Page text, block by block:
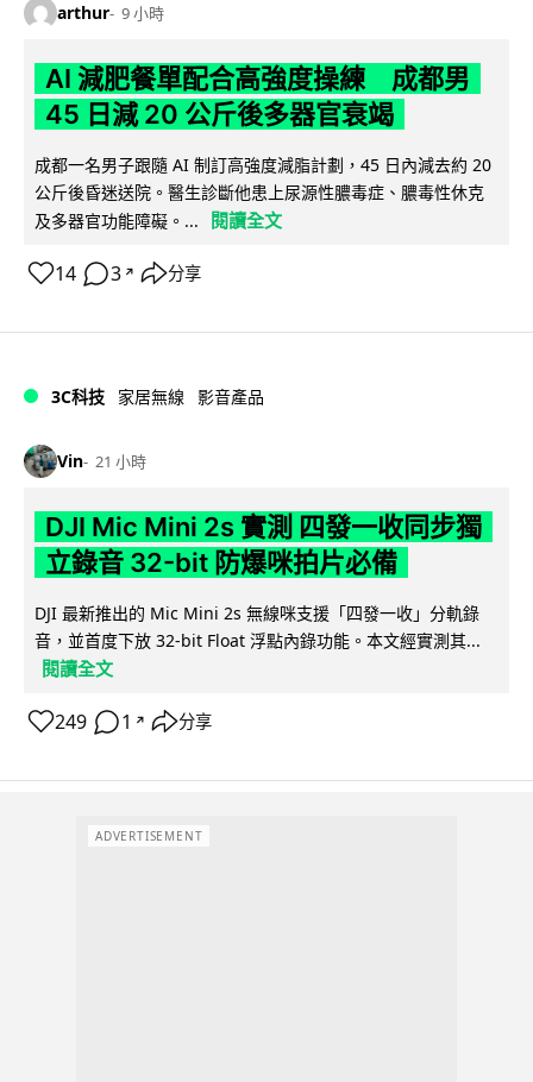
arthur 9 小時
AI 減肥餐單配合高強度操練 成都男
45 日減 20 公斤後多器官衰竭
成都一名男子跟隨 AI 制訂高強度減脂計劃，45 日內減去約 20
公斤後昏迷送院。醫生診斷他患上尿源性膿毒症、膿毒性休克
及多器官功能障礙。...
閱讀全文
14 3 ↗ 分享
3C科技 家居無線 影音產品
Vin 21 小時
DJI Mic Mini 2s 實測 四發一收同步獨
立錄音 32-bit 防爆咪拍片必備
DJI 最新推出的 Mic Mini 2s 無線咪支援「四發一收」分軌錄
音，並首度下放 32-bit Float 浮點內錄功能。本文經實測其...
閱讀全文
249 1 ↗ 分享
ADVERTISEMENT